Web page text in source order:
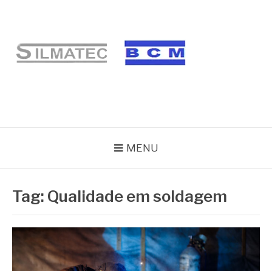
conteúdo
MENU
Tag: Qualidade em soldagem